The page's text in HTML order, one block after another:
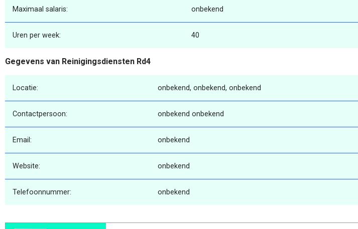
Maximaal salaris: onbekend
Uren per week: 40
Gegevens van Reinigingsdiensten Rd4
Locatie: onbekend, onbekend, onbekend
Contactpersoon: onbekend onbekend
Email: onbekend
Website: onbekend
Telefoonnummer: onbekend